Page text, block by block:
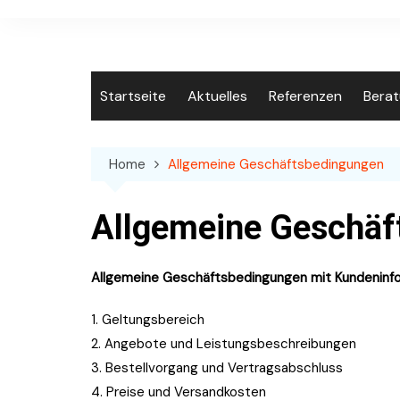
Startseite Aktuelles Referenzen
Home Allgemeine Geschäftsbedingungen
Allgemeine
Allgemeine Geschäftsbedingungen mit
1. Geltungsbereich
2. Angebote und Leistungsbeschreibungen
3. Bestellvorgang und Vertragsabschluss
4. Preise und Versandkosten